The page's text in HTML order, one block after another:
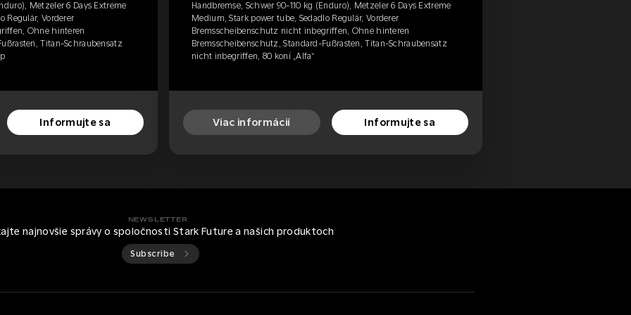
Metzeler 6 Days Extreme
Regulär, Vorderer
Ohne hinteren
Titan-Schraubensatz
Informujte sa
Handbremse, Schwer 90-110 kg (Enduro), Metzeler 6 Days Extreme
Medium, Stark power tube, Sedadlo Regulär, Vorderer
Bremsscheibenschutz nicht inbegriffen, Ohne hinteren
Bremsscheibenschutz, Standard-Fußrasten, Titan-Schraubensatz
nicht inbegriffen, 80 koní „Alfa“
Viac informácií Informujte sa
NEWSLETTER
najnovšie správy o spoločnosti Stark Future a našich produktoch
Subscribe